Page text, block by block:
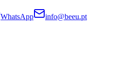
WhatsApp
info@beeu.pt